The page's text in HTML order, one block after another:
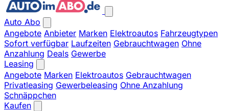
Auto Abo
Angebote Anbieter Marken Elektroautos Fahrzeugtypen
Sofort verfügbar Laufzeiten Gebrauchtwagen Ohne
Anzahlung Deals Gewerbe
Leasing
Angebote Marken Elektroautos Gebrauchtwagen
Privatleasing Gewerbeleasing Ohne Anzahlung
Schnäppchen
Kaufen